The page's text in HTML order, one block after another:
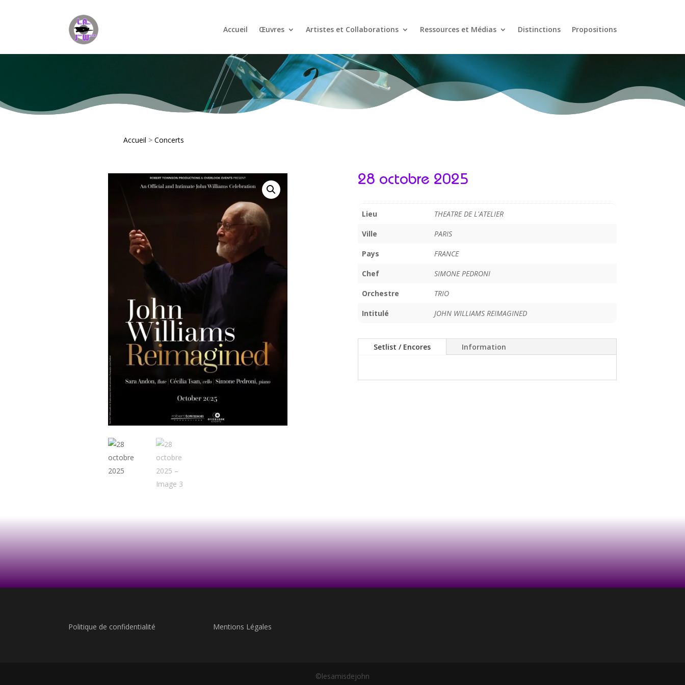
Accueil Œuvres Artistes et Collaborations Ressources et Médias Distinctions Propositions
Accueil > Concerts
28 octobre 2025
Lieu THEATRE DE L'ATELIER
Ville PARIS
Pays FRANCE
Chef SIMONE PEDRONI
Orchestre TRIO
Intitulé JOHN WILLIAMS REIMAGINED
Setlist / Encores Information
Politique de confidentialité Mentions Légales
©lesamisdejohn